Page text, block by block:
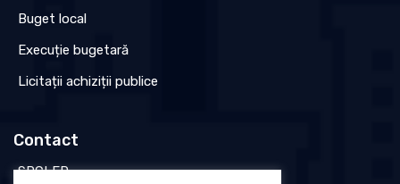
Buget local
Execuție bugetară
Licitații achiziții publice
Contact
SPCLEP